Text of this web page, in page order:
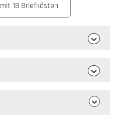
mit 18 Briefkästen